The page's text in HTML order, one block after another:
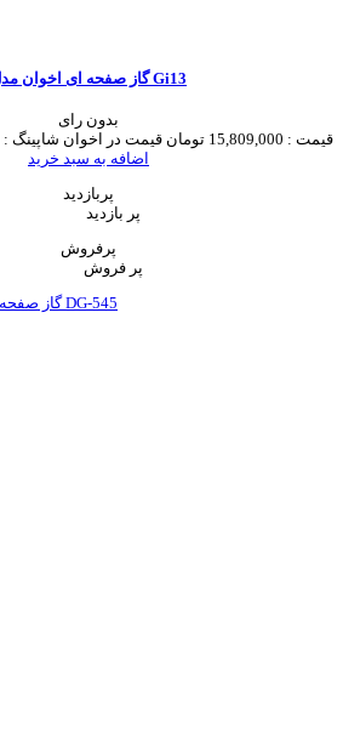
گاز صفحه ای اخوان مدل Gi13
بدون رای
قیمت : 15,809,000 تومان قیمت در اخوان شاپینگ :
اضافه به سبد خرید
پربازدید
پر بازدید
پرفروش